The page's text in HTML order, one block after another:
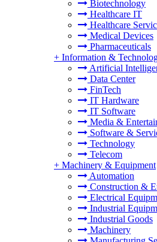
Biotechnology
Healthcare IT
Healthcare
Medical Devices
Pharmaceuticals
+ Information &
Artificial
Data Center
FinTech
IT Hardware
IT Software
Media &
Software &
Technology
Telecom
+ Machinery & Equipment
Automation
Construction &
Electrical
Industrial
Industrial Goods
Machinery